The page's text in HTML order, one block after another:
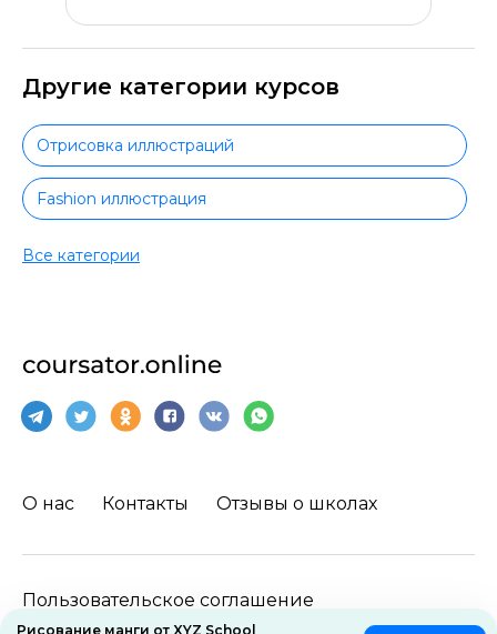
Другие категории курсов
Отрисовка иллюстраций
Fashion иллюстрация
Книжная иллюстрация
Коммерческая иллюстрация
Motion-дизайн
Графический дизайн
Все категории
Рисование манги от XYZ School
О нас Контакты Отзывы о школах
Пользовательское соглашение